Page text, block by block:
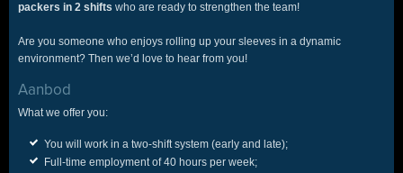
packers in 2 shifts who are ready to strengthen the team!
Are you someone who enjoys rolling up your sleeves in a dynamic
environment? Then we’d love to hear from you!
Aanbod
What we offer you:
You will work in a two-shift system (early and late);
Full-time employment of 40 hours per week;